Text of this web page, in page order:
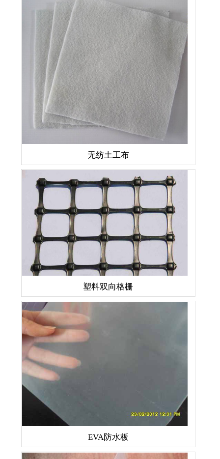
无纺土工布
塑料双向格栅
EVA防水板